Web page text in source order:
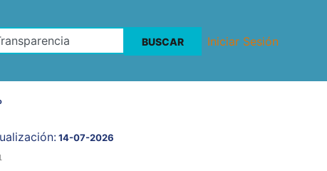
Iniciar Sesión
14-07-2026